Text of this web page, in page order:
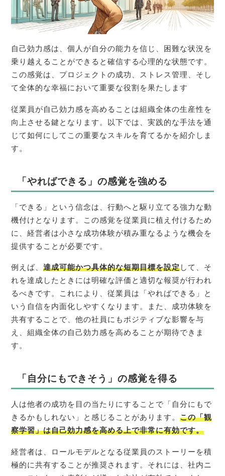
自己効力感は、個人が自分の能力を信じ、困難な状況を
乗り越えることができると確信する心理的な状態です。
この感覚は、プロジェクトの成功、ストレス管理、そし
て全体的な幸福において重要な役割を果たします
従業員が自己効力感を高めることは組織全体の生産性を
向上させる鍵となります。以下では、実践的な手法を通
じて如何にしてこの重要なスキルを育てるかを紹介しま
す。
「やればできる」の感覚を強める
「できる」という信念は、行動へと駆り立てる強力な動
機付けとなります。この感覚を従業員に植え付けるため
に、経営者は小さな成功体験が積み重なるような機会を
提供することが必要です。
例えば、達成可能かつ具体的な短期目標を設定して、そ
れを達成したときには明確な評価と適切な報奨が行われ
るべきです。これにより、従業員は「やればできる」と
いう自信を内面化しやすくなります。また、成功体験を
共有することで、他の社員にもポジティブな影響を与
え、組織全体の自己効力感を高めることが期待できま
す。
「自分にもできそう」の感覚を得る
人は他者の成功を目の当たりにすることで「自分にもで
きるかもしれない」と感じることがあります。この「観
察学習」は自己効力感を高める上で非常に有効です。
経営者は、ロールモデルとなる従業員のストーリーを積
極的に共有することが推奨されます。それには、社内ニ